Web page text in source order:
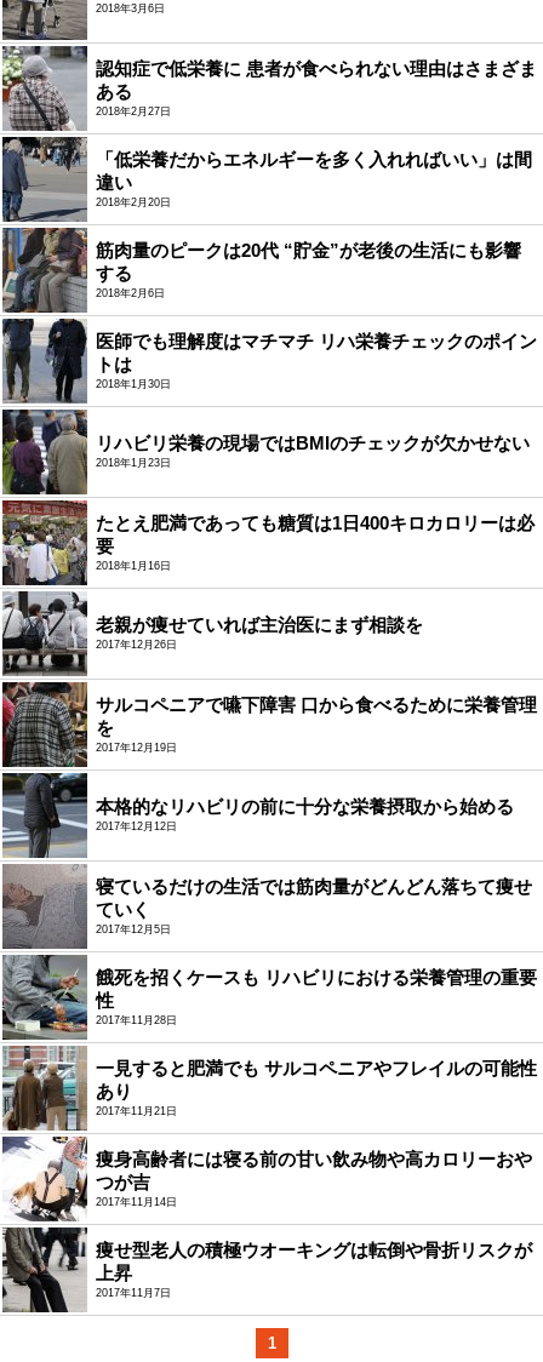
2018年3月6日
認知症で低栄養に 患者が食べられない理由はさまざま
ある
2018年2月27日
「低栄養だからエネルギーを多く入れればいい」は間
違い
2018年2月20日
筋肉量のピークは20代 “貯金”が老後の生活にも影響
する
2018年2月6日
医師でも理解度はマチマチ リハ栄養チェックのポイン
トは
2018年1月30日
リハビリ栄養の現場ではBMIのチェックが欠かせない
2018年1月23日
たとえ肥満であっても糖質は1日400キロカロリーは必
要
2018年1月16日
老親が痩せていれば主治医にまず相談を
2017年12月26日
サルコペニアで嚥下障害 口から食べるために栄養管理
を
2017年12月19日
本格的なリハビリの前に十分な栄養摂取から始める
2017年12月12日
寝ているだけの生活では筋肉量がどんどん落ちて痩せ
ていく
2017年12月5日
餓死を招くケースも リハビリにおける栄養管理の重要
性
2017年11月28日
一見すると肥満でも サルコペニアやフレイルの可能性
あり
2017年11月21日
痩身高齢者には寝る前の甘い飲み物や高カロリーおや
つが吉
2017年11月14日
痩せ型老人の積極ウオーキングは転倒や骨折リスクが
上昇
2017年11月7日
1